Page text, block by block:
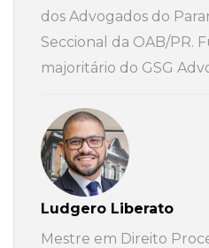
dos Advogados do
Seccional da OAB/PR.
majoritário do GSG
Ludgero Liberato
Mestre em Direito